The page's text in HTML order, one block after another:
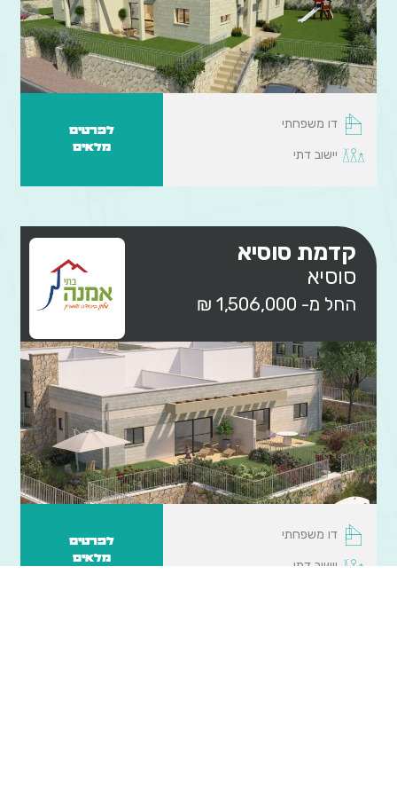
דו משפחתי
יישוב דתי
לפרטים
מלאים
קדמת סוסיא
סוסיא
החל מ- 1,506,000 ₪
דו משפחתי
יישוב דתי
לפרטים
מלאים